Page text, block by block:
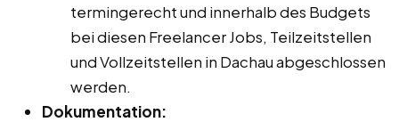
termingerecht und innerhalb des Budgets
bei diesen Freelancer Jobs, Teilzeitstellen
und Vollzeitstellen in Dachau abgeschlossen
werden.
Dokumentation: